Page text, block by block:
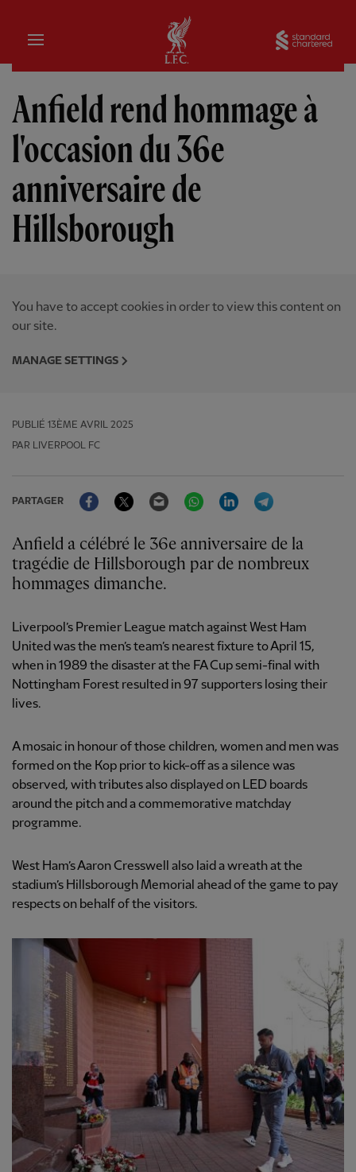
Domicile
Anfield rend hommage à
l'occasion du 36e
anniversaire de
Hillsborough
You have to accept cookies in order to view this content on
our site.
MANAGE SETTINGS
PUBLIÉ 13ÈME AVRIL 2025
PAR LIVERPOOL FC
PARTAGER
FacebookTwitter Email WhatsAppLinkedIn
Anfield a célébré le 36e anniversaire de la
tragédie de Hillsborough par de nombreux
hommages dimanche.
Liverpool’s Premier League match against West Ham
United was the men’s team’s nearest fixture to April 15,
when in 1989 the disaster at the FA Cup semi-final with
Nottingham Forest resulted in 97 supporters losing their
lives.
A mosaic in honour of those children, women and men was
formed on the Kop prior to kick-off as a silence was
observed, with tributes also displayed on LED boards
around the pitch and a commemorative matchday
programme.
West Ham’s Aaron Cresswell also laid a wreath at the
stadium’s Hillsborough Memorial ahead of the game to pay
respects on behalf of the visitors.